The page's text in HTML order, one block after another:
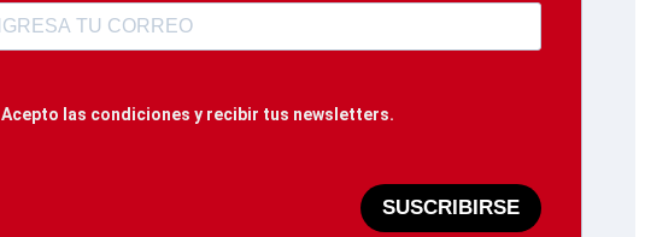
Acepto las condiciones y recibir tus newsletters.
SUSCRIBIRSE